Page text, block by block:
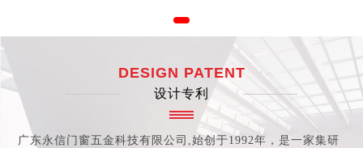
DESIGN PATENT
设计专利
广东永信门窗五金科技有限公司,始创于1992年，是一家集研